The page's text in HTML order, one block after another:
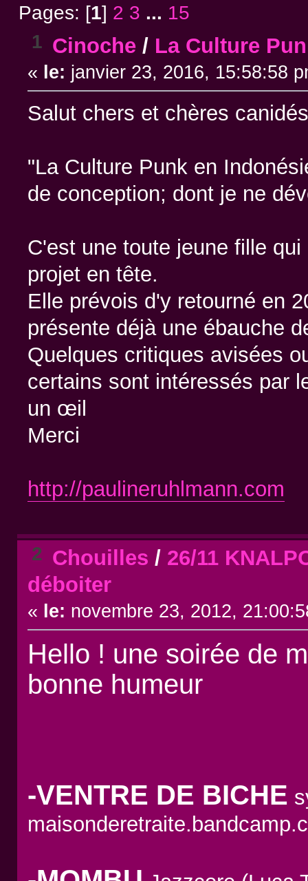
Pages: [1] 2 3 ... 15
1 Cinoche / La Culture
« le: janvier 23, 2016, 15:58:58
Salut chers et chères
"La Culture Punk en
de conception; dont je ne
C'est une toute jeune fille
projet en tête.
Elle prévois d'y retourné en
présente déjà une ébauche
Quelques critiques avisées
certains sont intéressés par
un œil
Merci
http://paulineruhlmann.com
2 Chouilles / 26/11
déboiter
« le: novembre 23, 2012,
Hello ! une soirée de
bonne humeur
-VENTRE DE BICHE